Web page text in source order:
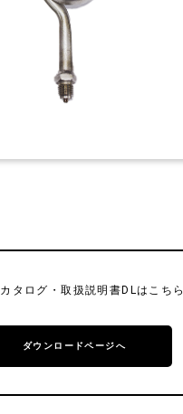
カタログ・取扱説明書DLはこちら
ダウンロードページへ